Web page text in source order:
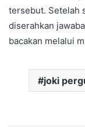
tersebut. Setelah
diserahkan
bacakan melalui
joki